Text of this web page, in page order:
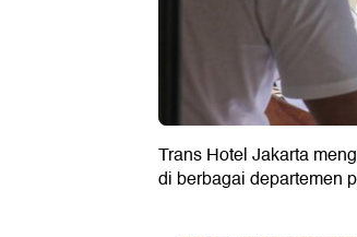
Trans Hotel Jakarta
di berbagai departemen